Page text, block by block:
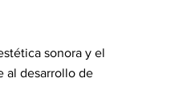
sonora y el
al desarrollo de